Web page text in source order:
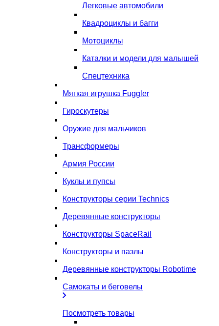
Легковые автомобили
Квадроциклы и багги
Мотоциклы
Каталки и модели для малышей
Спецтехника
Мягкая игрушка Fuggler
Гироскутеры
Оружие для мальчиков
Трансформеры
Армия России
Куклы и пупсы
Конструкторы серии Technics
Деревянные конструкторы
Конструкторы SpaceRail
Конструкторы и пазлы
Деревянные конструкторы Robotime
Самокаты и беговелы
Посмотреть товары